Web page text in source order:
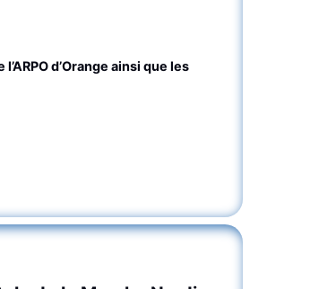
d’Orange ainsi que les